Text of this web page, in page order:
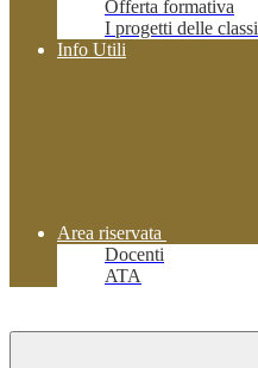
Offerta formativa
I progetti delle classi
Info Utili
Area riservata
Docenti
ATA